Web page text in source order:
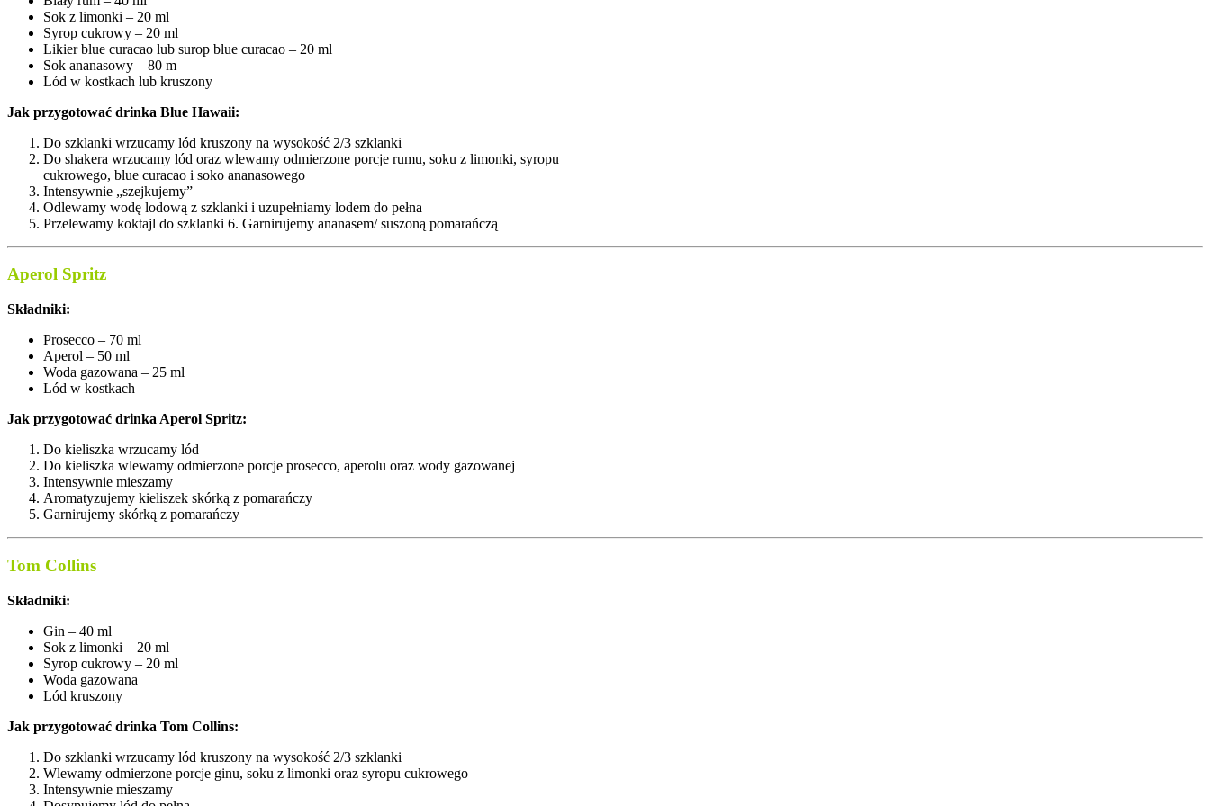
Sok z limonki – 20 ml
Syrop cukrowy – 20 ml
Likier blue curacao lub surop blue curacao – 20 ml
Sok ananasowy – 80 m
Lód w kostkach lub kruszony
Jak przygotować drinka Blue Hawaii:
Do szklanki wrzucamy lód kruszony na wysokość 2/3 szklanki
Do shakera wrzucamy lód oraz wlewamy odmierzone porcje rumu, soku z limonki, syropu
cukrowego, blue curacao i soko ananasowego
Intensywnie „szejkujemy”
Odlewamy wodę lodową z szklanki i uzupełniamy lodem do pełna
Przelewamy koktajl do szklanki 6. Garnirujemy ananasem/ suszoną pomarańczą
Aperol Spritz
Składniki:
Prosecco – 70 ml
Aperol – 50 ml
Woda gazowana – 25 ml
Lód w kostkach
Jak przygotować drinka Aperol Spritz:
Do kieliszka wrzucamy lód
Do kieliszka wlewamy odmierzone porcje prosecco, aperolu oraz wody gazowanej
Intensywnie mieszamy
Aromatyzujemy kieliszek skórką z pomarańczy
Garnirujemy skórką z pomarańczy
Tom Collins
Składniki:
Gin – 40 ml
Sok z limonki – 20 ml
Syrop cukrowy – 20 ml
Woda gazowana
Lód kruszony
Jak przygotować drinka Tom Collins:
Do szklanki wrzucamy lód kruszony na wysokość 2/3 szklanki
Wlewamy odmierzone porcje ginu, soku z limonki oraz syropu cukrowego
Intensywnie mieszamy